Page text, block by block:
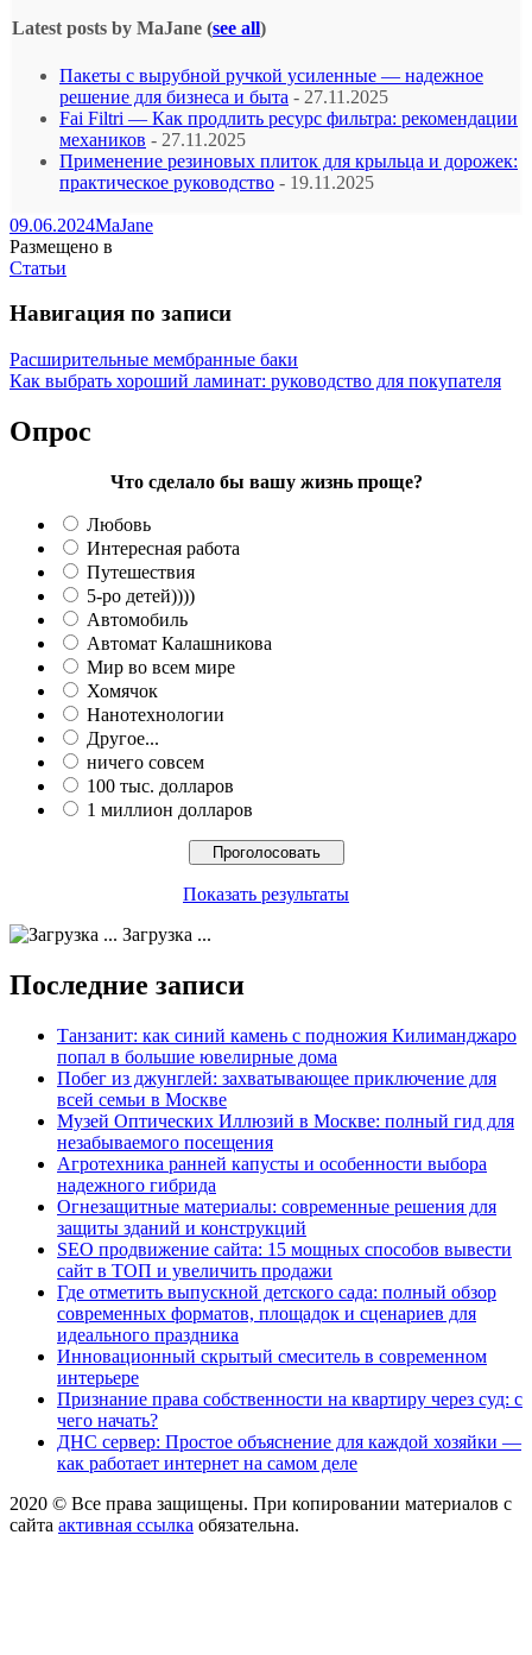
Latest posts by MaJane (see all)
Пакеты с вырубной ручкой усиленные — надежное
решение для бизнеса и быта - 27.11.2025
Fai Filtri — Как продлить ресурс фильтра: рекомендации
механиков - 27.11.2025
Применение резиновых плиток для крыльца и дорожек:
практическое руководство - 19.11.2025
09.06.2024MaJane
Размещено в
Статьи
Навигация по записи
Расширительные мембранные баки
Как выбрать хороший ламинат: руководство для покупателя
Опрос
Что сделало бы вашу жизнь проще?
Любовь
Интересная работа
Путешествия
5-ро детей))))
Автомобиль
Автомат Калашникова
Мир во всем мире
Хомячок
Нанотехнологии
Другое...
ничего совсем
100 тыс. долларов
1 миллион долларов
Показать результаты
Загрузка ...
Последние записи
Танзанит: как синий камень с подножия Килиманджаро
попал в большие ювелирные дома
Побег из джунглей: захватывающее приключение для
всей семьи в Москве
Музей Оптических Иллюзий в Москве: полный гид для
незабываемого посещения
Агротехника ранней капусты и особенности выбора
надежного гибрида
Огнезащитные материалы: современные решения для
защиты зданий и конструкций
SEO продвижение сайта: 15 мощных способов вывести
сайт в ТОП и увеличить продажи
Где отметить выпускной детского сада: полный обзор
современных форматов, площадок и сценариев для
идеального праздника
Инновационный скрытый смеситель в современном
интерьере
Признание права собственности на квартиру через суд: с
чего начать?
ДНС сервер: Простое объяснение для каждой хозяйки —
как работает интернет на самом деле
2020 © Все права защищены. При копировании материалов с
сайта активная ссылка обязательна.